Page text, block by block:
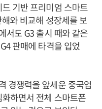
기반 프리미엄 스마트
와 비교해 성장세를 보
서도 G3 출시 때와 같은
판매에 타격을 입었
경쟁력을 앞세운 중국업
하면서 전체 스마트폰